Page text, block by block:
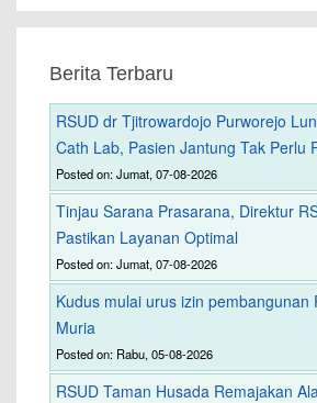
Berita Terbaru
RSUD dr Tjitrowardojo Purworejo
Cath Lab, Pasien Jantung Tak Perlu
Posted on: Jumat, 07-08-2026
Tinjau Sarana Prasarana, Direktur
Pastikan Layanan Optimal
Posted on: Jumat, 07-08-2026
Kudus mulai urus izin pembangunan
Muria
Posted on: Rabu, 05-08-2026
RSUD Taman Husada Remajakan